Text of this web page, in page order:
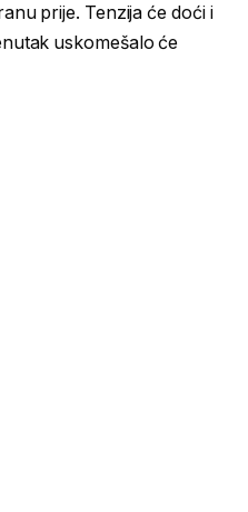
prije. Tenzija će doći i
uskomešalo će